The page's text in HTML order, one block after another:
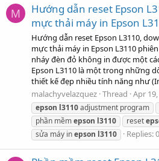
M
Hướng dẫn reset Epson
mực thải máy in Epson
Hướng dẫn reset Epson L3110,
mực thải máy in Epson L3110 phiên
nháy đèn đỏ không in được một
Epson L3110 là một trong những
thiết kế đẹp nhiều tính năng như
malachyvelazquez Thread Apr
epson l3110adjustment program
phần mềmepson l3110 reset
sửa máy inepson l3110 Replies: 0